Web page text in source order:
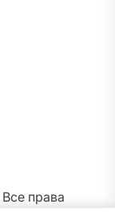
Все права